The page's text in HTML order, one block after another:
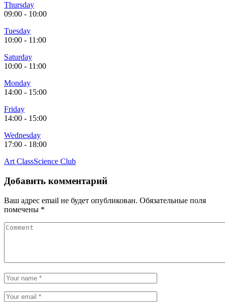
Thursday
09:00 - 10:00
Tuesday
10:00 - 11:00
Saturday
10:00 - 11:00
Monday
14:00 - 15:00
Friday
14:00 - 15:00
Wednesday
17:00 - 18:00
Art ClassScience Club
Добавить комментарий
Ваш адрес email не будет опубликован. Обязательные поля
помечены *